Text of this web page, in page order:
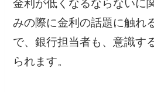
金利が低くなるならないに
みの際に金利の話題に触れ
で、銀行担当者も、意識す
られます。